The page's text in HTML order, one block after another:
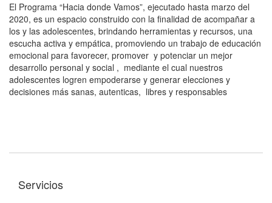
El Programa “Hacia donde Vamos”, ejecutado hasta marzo del
2020, es un espacio construido con la finalidad de acompañar a
los y las adolescentes, brindando herramientas y recursos, una
escucha activa y empática, promoviendo un trabajo de educación
emocional para favorecer, promover y potenciar un mejor
desarrollo personal y social , mediante el cual nuestros
adolescentes logren empoderarse y generar elecciones y
decisiones más sanas, autenticas, libres y responsables
Servicios